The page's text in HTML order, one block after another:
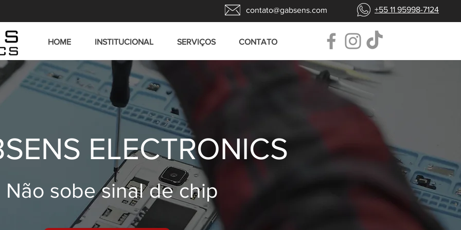
contato@gabsens.com +55 11 95998-7124
HOME INSTITUCIONAL SERVIÇOS CONTATO
ELECTRONICS
Não sobe sinal de chip